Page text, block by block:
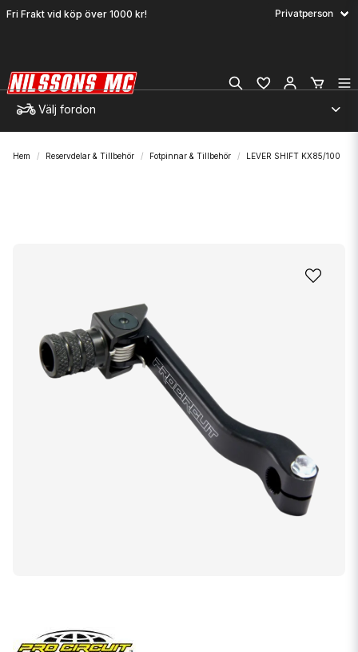
Fri Frakt vid köp över 1000 kr!
Välj fordon
Hem Reservdelar & Tillbehör Fotpinnar & Tillbehör LEVER SHIFT KX85/100